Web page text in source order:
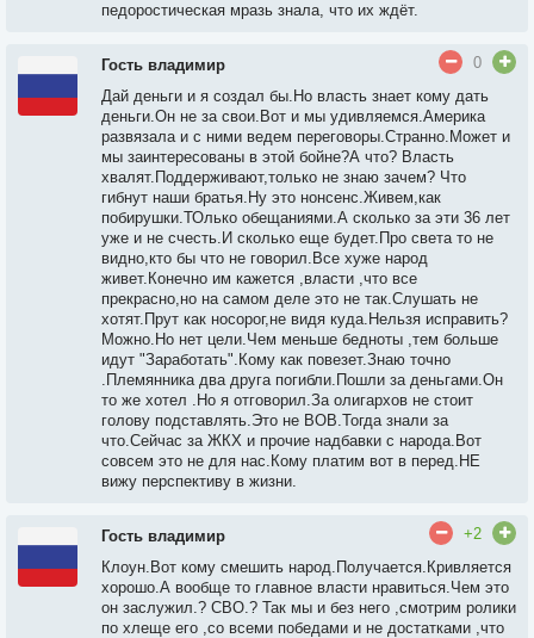
педоростическая мразь знала, что их ждёт.
Гость владимир
0
Дай деньги и я создал бы.Но власть знает кому дать
деньги.Он не за свои.Вот и мы удивляемся.Америка
развязала и с ними ведем переговоры.Странно.Может и
мы заинтересованы в этой бойне?А что? Власть
хвалят.Поддерживают,только не знаю зачем? Что
гибнут наши братья.Ну это нонсенс.Живем,как
побирушки.ТОлько обещаниями.А сколько за эти 36 лет
уже и не счесть.И сколько еще будет.Про света то не
видно,кто бы что не говорил.Все хуже народ
живет.Конечно им кажется ,власти ,что все
прекрасно,но на самом деле это не так.Слушать не
хотят.Прут как носорог,не видя куда.Нельзя исправить?
Можно.Но нет цели.Чем меньше бедноты ,тем больше
идут "Заработать".Кому как повезет.Знаю точно
.Племянника два друга погибли.Пошли за деньгами.Он
то же хотел .Но я отговорил.За олигархов не стоит
голову подставлять.Это не ВОВ.Тогда знали за
что.Сейчас за ЖКХ и прочие надбавки с народа.Вот
совсем это не для нас.Кому платим вот в перед.НЕ
вижу перспективу в жизни.
Гость владимир
+2
Клоун.Вот кому смешить народ.Получается.Кривляется
хорошо.А вообще то главное власти нравиться.Чем это
он заслужил.? СВО.? Так мы и без него ,смотрим ролики
по хлеще его ,со всеми победами и не достатками ,что